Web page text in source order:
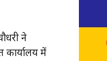
ने
कार्यालय में